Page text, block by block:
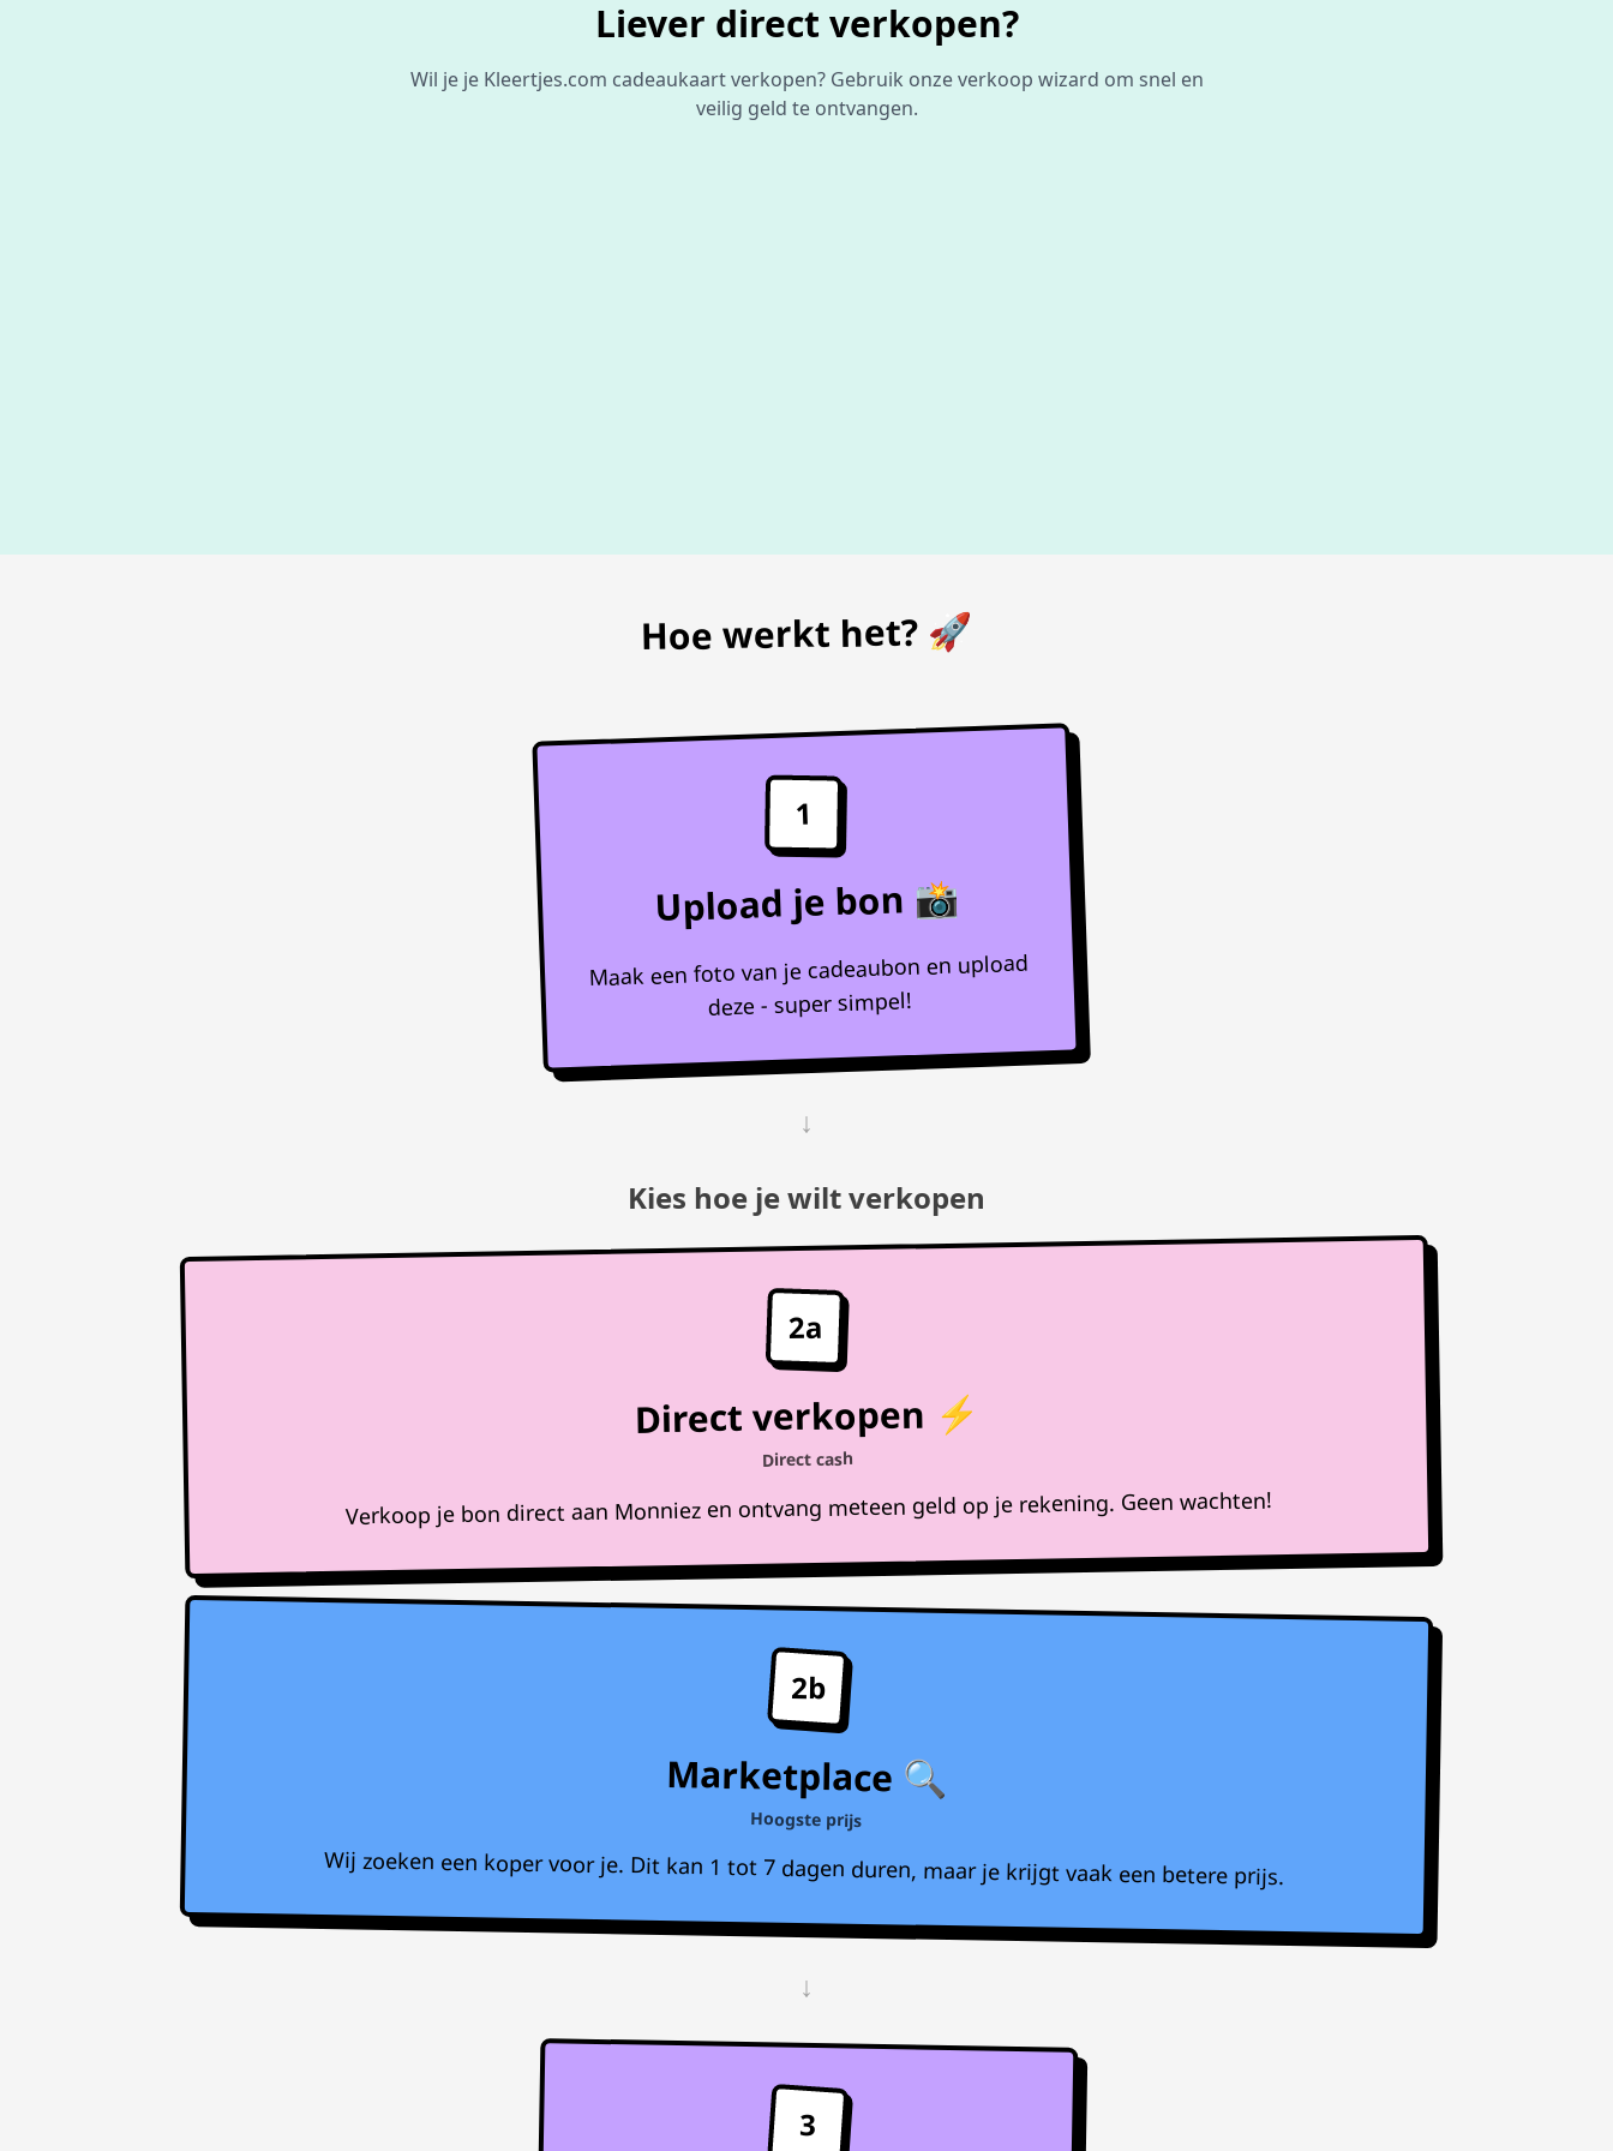
Liever direct verkopen?
Wil je je Kleertjes.com cadeaukaart verkopen? Gebruik onze verkoop wizard om snel en
veilig geld te ontvangen.
Hoe werkt het? 🚀
1
Upload je bon 📸
Maak een foto van je cadeaubon en upload
deze - super simpel!
↓
Kies hoe je wilt verkopen
2a
Direct verkopen ⚡
Direct cash
Verkoop je bon direct aan Monniez en ontvang meteen geld op je rekening. Geen wachten!
2b
Marketplace 🔍
Hoogste prijs
Wij zoeken een koper voor je. Dit kan 1 tot 7 dagen duren, maar je krijgt vaak een betere prijs.
↓
3